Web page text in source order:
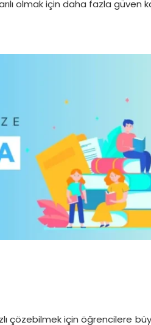
olmak için daha fazla güven
çözebilmek için öğrencilere